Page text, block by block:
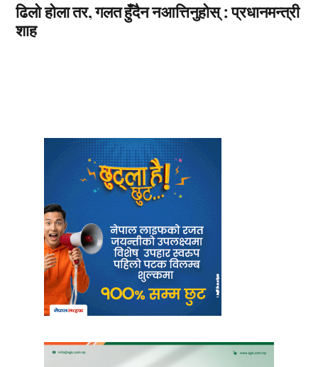
ढिलो होला तर, गलत हुँदैन नआत्तिनुहोस् : प्रधानमन्त्री
शाह